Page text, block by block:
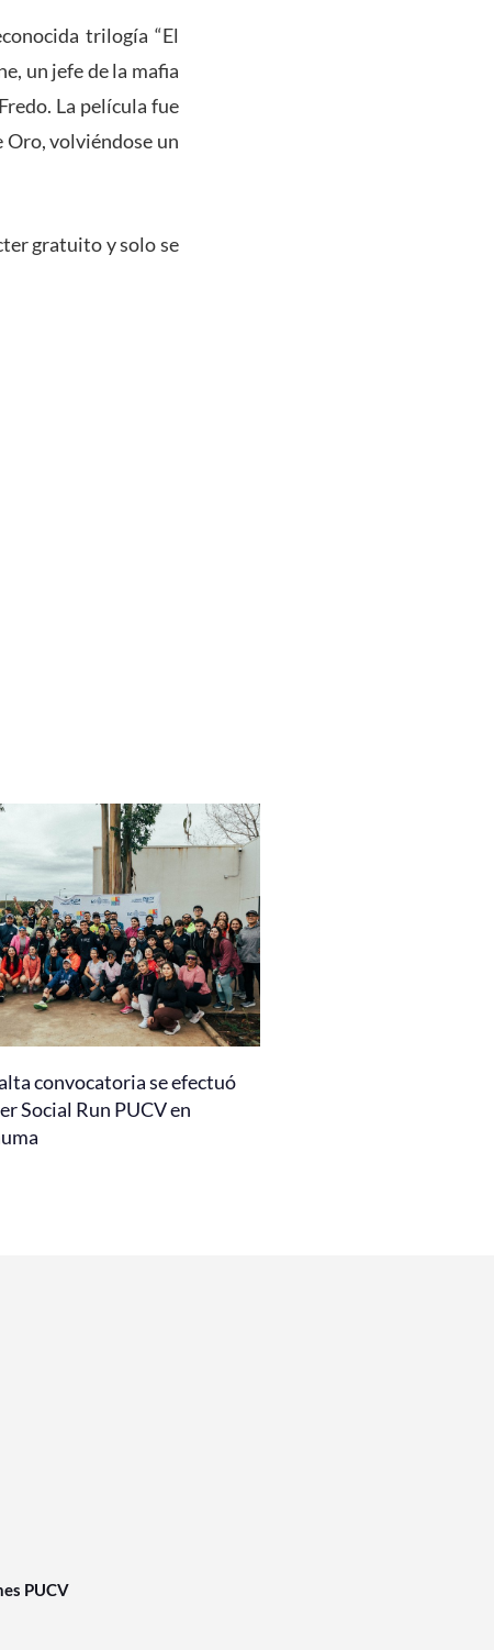
trilogía “El
un jefe de la mafia
La película fue
Oro, volviéndose un
gratuito y solo se
convocatoria se efectuó
Social Run PUCV en
PUCV